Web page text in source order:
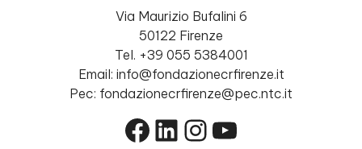
Via Maurizio Bufalini 6
50122 Firenze
Tel. +39 055 5384001
Email: info@fondazionecrfirenze.it
Pec: fondazionecrfirenze@pec.ntc.it
Facebook
LinkedIn
Instagram
YouTube